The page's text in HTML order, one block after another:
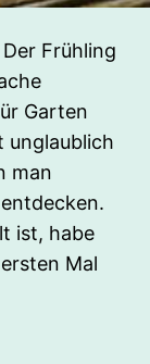
Frühling
Garten
unglaublich
man
ist, habe
Mal